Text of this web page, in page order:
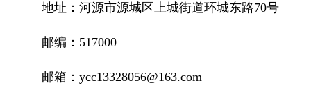
地址：河源市源城区上城街道环城东路70号
邮编：517000
邮箱：ycc13328056@163.com